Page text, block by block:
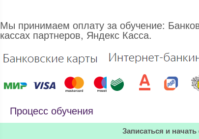
Мы принимаем оплату за обучение:
кассах партнеров, Яндекс Касса.
Процесс обучения
Записаться и